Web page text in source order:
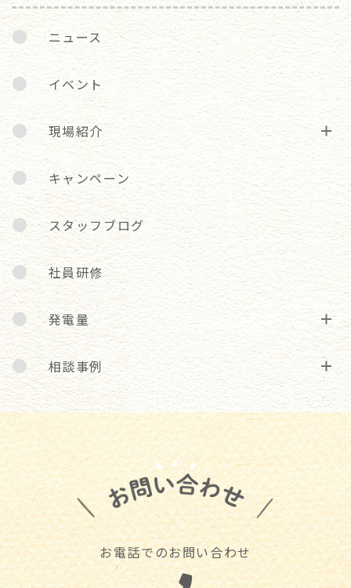
ニュース
イベント
現場紹介
キャンペーン
スタッフブログ
社員研修
発電量
相談事例
お電話でのお問い合わせ